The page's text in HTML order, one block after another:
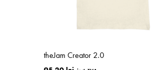
theJam Creator 2.0